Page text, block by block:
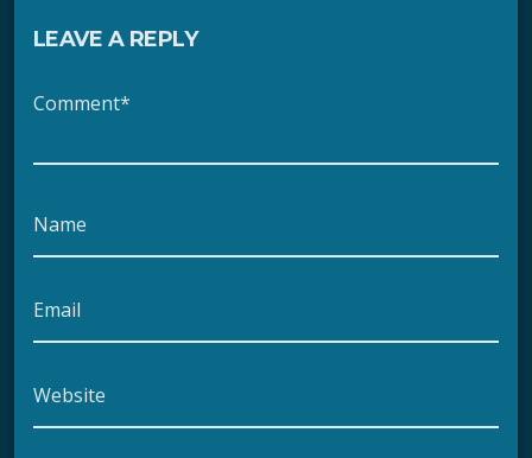
LEAVE A REPLY
Comment*
Name
Email
Website